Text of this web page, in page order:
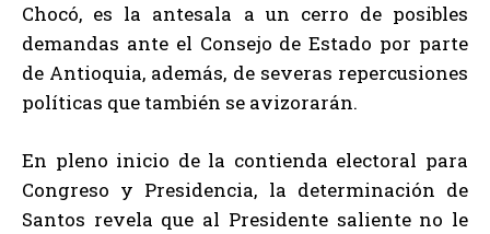
Chocó, es la antesala a un cerro de posibles
demandas ante el Consejo de Estado por parte
de Antioquia, además, de severas repercusiones
políticas que también se avizorarán.
En pleno inicio de la contienda electoral para
Congreso y Presidencia, la determinación de
Santos revela que al Presidente saliente no le